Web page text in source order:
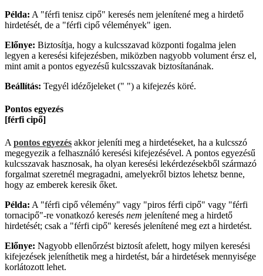
Példa: A "férfi tenisz cipő" keresés nem jelenítené meg a hirdető
hirdetését, de a "férfi cipő vélemények" igen.
Előnye: Biztosítja, hogy a kulcsszavad központi fogalma jelen
legyen a keresési kifejezésben, miközben nagyobb volument érsz el,
mint amit a pontos egyezésű kulcsszavak biztosítanának.
Beállítás: Tegyél idézőjeleket (" ") a kifejezés köré.
Pontos egyezés
[férfi cipő]
A pontos egyezés akkor jeleníti meg a hirdetéseket, ha a kulcsszó
megegyezik a felhasználó keresési kifejezésével. A pontos egyezésű
kulcsszavak hasznosak, ha olyan keresési lekérdezésekből származó
forgalmat szeretnél megragadni, amelyekről biztos lehetsz benne,
hogy az emberek keresik őket.
Példa: A "férfi cipő vélemény" vagy "piros férfi cipő" vagy "férfi
tornacipő"-re vonatkozó keresés nem jelenítené meg a hirdető
hirdetését; csak a "férfi cipő" keresés jelenítené meg ezt a hirdetést.
Előnye: Nagyobb ellenőrzést biztosít afelett, hogy milyen keresési
kifejezések jeleníthetik meg a hirdetést, bár a hirdetések mennyisége
korlátozott lehet.